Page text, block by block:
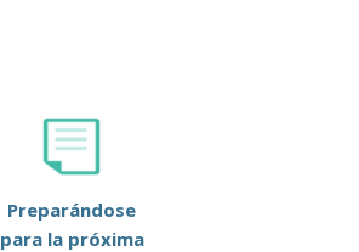
Preparándose
para la próxima